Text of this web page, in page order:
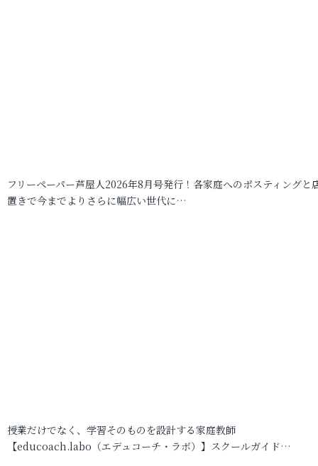
フリーペーパー芦屋人2026年8月号発行！各家庭へのポスティングと
置きで今までよりさらに幅広い世代に…
授業だけでなく、学習そのものを設計する家庭教師
【educoach.labo（エデュコーチ・ラボ）】スクールガイド…